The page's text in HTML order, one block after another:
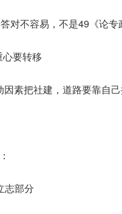
对不容易，不是49《论
要转移
素把社建，道路要靠自
志部分